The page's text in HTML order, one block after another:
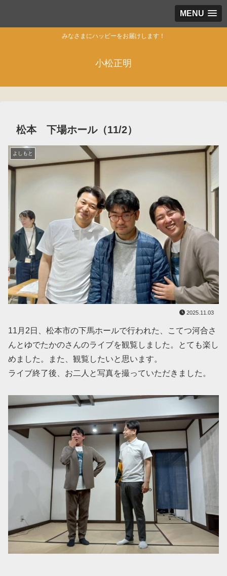
MENU
みなさまにハッピーをお届けします！
小松正明
松本 下場ホール（11/2）
よしもと
2025.11.03
11月2日、松本市の下馬ホールで行われた、こてつ河合さ
んとゆでたかのさんのライブを観覧しました。とても楽し
めました。また、観覧したいと思います。
ライブ終了後、お二人と写真を撮っていただきました。